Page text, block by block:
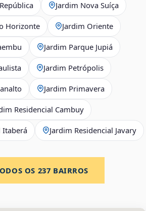
Jardim Nova Suíça
Horizonte Jardim Oriente
Jardim Parque Jupiá
Jardim Petrópolis
Jardim Primavera
Residencial Cambuy
Itaberá Jardim Residencial Javary
OS 237 BAIRROS